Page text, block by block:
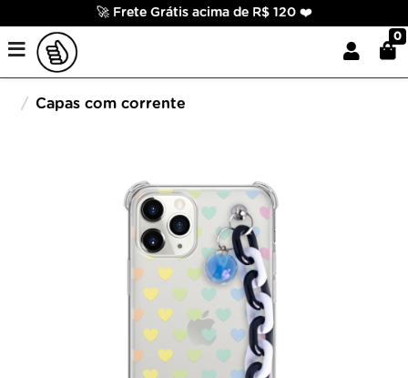
🚀 Frete Grátis acima de R$ 120 ❤️
0
Capas com corrente